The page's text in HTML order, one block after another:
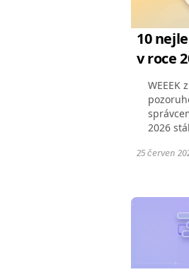
10
v roce
​WEEEK
2026
25 červen